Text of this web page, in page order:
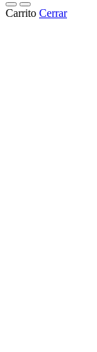
Carrito Cerrar